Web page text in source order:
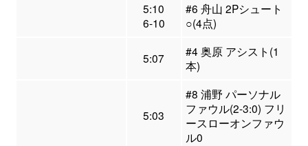
5:10
6-10
#6 舟山 2Pシュート
○(4点)
5:07
#4 奥原 アシスト(1
本)
5:03
#8 浦野 パーソナル
ファウル(2-3:0) フリ
ースローオンファウ
ル0